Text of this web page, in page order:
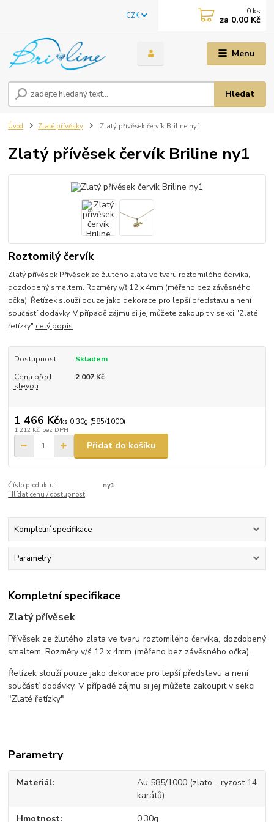
Menu
CZK
Hledat
0 ks
za 0,00 Kč
Úvod Zlaté přívěsky Zlatý přívěsek červík Briline ny1
Zlatý přívěsek červík Briline ny1
Roztomilý červík
Zlatý přívěsek Přívěsek ze žlutého zlata ve tvaru roztomilého červíka,
dozdobený smaltem. Rozměry v/š 12 x 4mm (měřeno bez závěsného
očka). Řetízek slouží pouze jako dekorace pro lepší představu a není
součástí dodávky. V případě zájmu si jej můžete zakoupit v sekci "Zlaté
řetízky" celý popis
Dostupnost
Skladem
Cena před
slevou
2 007 Kč
1 466 Kč/ks 0,30g (585/1000)
1 212 Kč bez DPH
Přidat do košíku
Číslo produktu:
ny1
Hlídat cenu / dostupnost
Kompletní specifikace
Parametry
Kompletní specifikace
Zlatý přívěsek
Přívěsek ze žlutého zlata ve tvaru roztomilého červíka, dozdobený
smaltem. Rozměry v/š 12 x 4mm (měřeno bez závěsného očka).
Řetízek slouží pouze jako dekorace pro lepší představu a není
součástí dodávky. V případě zájmu si jej můžete zakoupit v sekci
"Zlaté řetízky"
Parametry
Materiál
Au 585/1000 (zlato - ryzost 14
karátů)
Hmotnost 0,30g